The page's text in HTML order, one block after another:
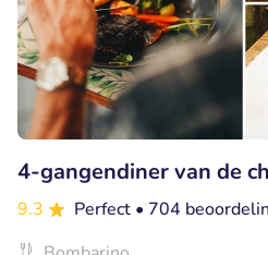
4-gangendiner van de
9.3 Perfect • 704